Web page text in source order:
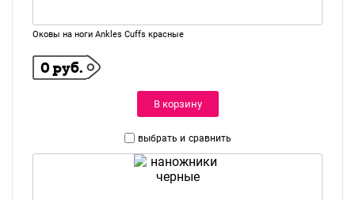
Оковы на ноги Ankles Cuffs красные
0 руб.
В корзину
выбрать и сравнить